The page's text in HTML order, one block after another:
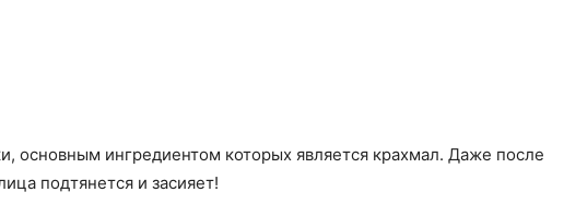
основным ингредиентом которых является крахмал. Даже после
подтянется и засияет!